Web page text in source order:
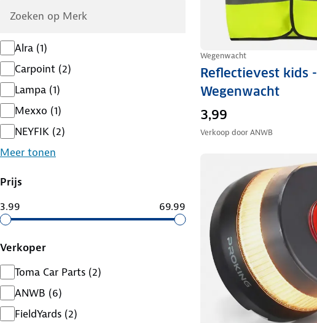
Alra (1)
Carpoint (2)
Lampa (1)
Mexxo (1)
NEYFIK (2)
Meer tonen
Prijs
3.99
69.99
Verkoper
Toma Car Parts (2)
ANWB (6)
FieldYards (2)
Wegenwacht
Reflectievest kids -
Wegenwacht
3,99
Verkoop doorANWB